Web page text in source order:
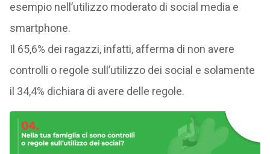
esempio nell’utilizzo moderato di social media e
smartphone.
Il 65,6% dei ragazzi, infatti, afferma di non avere
controlli o regole sull’utilizzo dei social e solamente
il 34,4% dichiara di avere delle regole.